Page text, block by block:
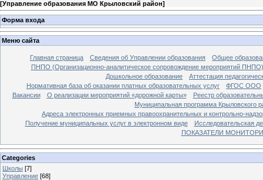
[Управление образования МО Крыловский район]
Форма входа
Меню сайта
Главная страница Сведения об Управлении образования
Общее
ПНПО (Организационно-аналитическое сопровождение мероприятий ПНПО)
Дошкольное образование
Аттестация
Нормативная база об оказании платных образовательных услуг
ФГОС ООО
Вакансии
О реализации мероприятий «дорожной карты»
Реестр
Муниципальная программа Крыловского
Адреса электронных приемных правоохранительных и контрольно-
Получение муниципальных услуг в электронном виде
Исследовательская
ПОКАЗАТЕЛИ
Categories
Школы [7]
Управление [68]